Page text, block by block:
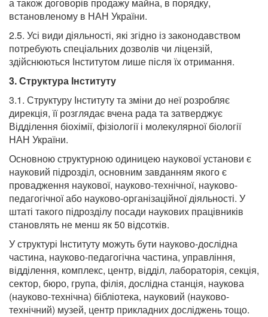
встановленому в НАН України.
2.5. Усі види діяльності, які згідно із законодавством
потребують спеціальних дозволів чи ліцензій,
здійснюються Інститутом лише після їх отримання.
3. Структура Інституту
3.1. Структуру Інституту та зміни до неї розробляє
дирекція, її розглядає вчена рада та затверджує
Відділення біохімії, фізіології і молекулярної біології
НАН України.
Основною структурною одиницею наукової установи є
науковий підрозділ, основним завданням якого є
провадження наукової, науково-технічної, науково-
педагогічної або науково-організаційної діяльності. У
штаті такого підрозділу посади наукових працівників
становлять не менш як 50 відсотків.
У структурі Інституту можуть бути науково-дослідна
частина, науково-педагогічна частина, управління,
відділення, комплекс, центр, відділ, лабораторія, секція,
сектор, бюро, група, філія, дослідна станція, наукова
(науково-технічна) бібліотека, науковий (науково-
технічний) музей, центр прикладних досліджень тощо.